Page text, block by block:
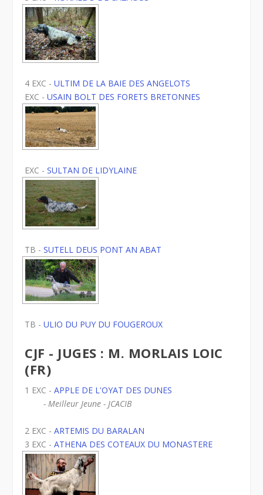
4 EXC -ULTIM DE LA BAIE DES ANGELOTS
EXC -USAIN BOLT DES FORETS BRETONNES
EXC -SULTAN DE LIDYLAINE
TB -SUTELL DEUS PONT AN ABAT
TB -ULIO DU PUY DU FOUGEROUX
CJF - JUGES : M. MORLAIS LOIC
(FR)
1 EXC -APPLE DE L'OYAT DES DUNES
- Meilleur Jeune - JCACIB
2 EXC -ARTEMIS DU BARALAN
3 EXC -ATHENA DES COTEAUX DU MONASTERE